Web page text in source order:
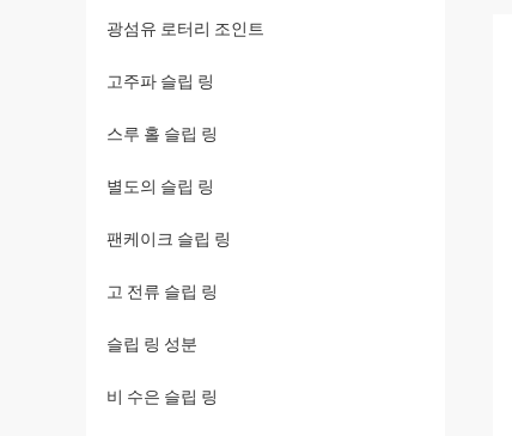
광섬유 로터리 조인트
고주파 슬립 링
스루 홀 슬립 링
별도의 슬립 링
팬케이크 슬립 링
고 전류 슬립 링
슬립 링 성분
비 수은 슬립 링